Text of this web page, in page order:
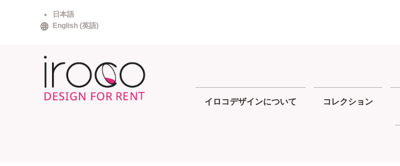
日本語
English (英語)
イロコデザインについて コレクション